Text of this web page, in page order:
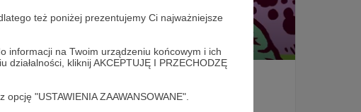
też poniżej prezentujemy Ci najważniejsze
informacji na Twoim urządzeniu końcowym i ich
kliknij AKCEPTUJĘ I PRZECHODZĘ
"USTAWIENIA ZAAWANSOWANE".
29.04.2022 Komentarze: 1
Krowa i wąż. Przedpremierowo. Dla Patronów.